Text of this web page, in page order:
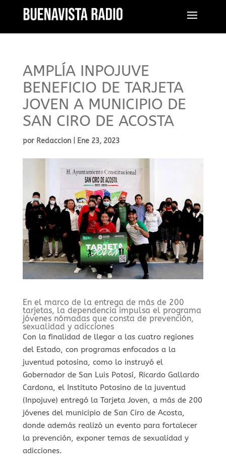
AMPLÍA INPOJUVE
BENEFICIO DE TARJETA
JOVEN A MUNICIPIO DE
SAN CIRO DE ACOSTA
por Redaccion| Ene 23, 2023
En el marco de la entrega de más de 200
tarjetas, la dependencia impulsa el programa
jóvenes nómadas que consta de prevención,
sexualidad y adicciones
Con la finalidad de llegar a las cuatro regiones
del Estado, con programas enfocados a la
juventud potosina, como lo instruyó el
Gobernador de San Luis Potosí, Ricardo Gallardo
Cardona, el Instituto Potosino de la juventud
(Inpojuve) entregó la Tarjeta Joven, a más de 200
jóvenes del municipio de San Ciro de Acosta,
donde además realizó un evento para fortalecer
la prevención, exponer temas de sexualidad y
adicciones.